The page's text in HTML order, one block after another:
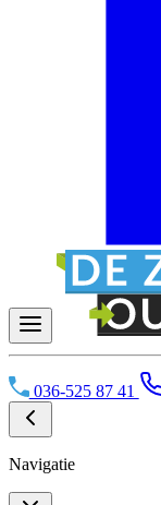
036-525 87 41
Navigatie